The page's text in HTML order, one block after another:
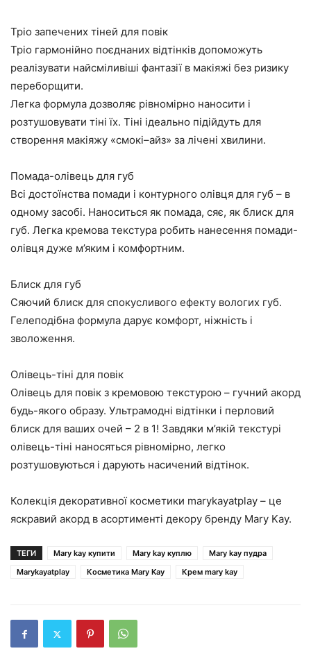
Тріо запечених тіней для повік
Тріо гармонійно поєднаних відтінків допоможуть
реалізувати найсміливіші фантазії в макіяжі без ризику
переборщити.
Легка формула дозволяє рівномірно наносити і
розтушовувати тіні їх. Тіні ідеально підійдуть для
створення макіяжу «смокі–айз» за лічені хвилини.
Помада-олівець для губ
Всі достоїнства помади і контурного олівця для губ – в
одному засобі. Наноситься як помада, сяє, як блиск для
губ. Легка кремова текстура робить нанесення помади-
олівця дуже м’яким і комфортним.
Блиск для губ
Сяючий блиск для спокусливого ефекту вологих губ.
Гелеподібна формула дарує комфорт, ніжність і
зволоження.
Олівець-тіні для повік
Олівець для повік з кремовою текстурою – гучний акорд
будь-якого образу. Ультрамодні відтінки і перловий
блиск для ваших очей – 2 в 1! Завдяки м’якій текстурі
олівець-тіні наносяться рівномірно, легко
розтушовуються і дарують насичений відтінок.
Колекція декоративної косметики marykayatplay – це
яскравий акорд в асортименті декору бренду Mary Kay.
ТЕГИ Mary kay купити Mary kay куплю
Mary kay пудра
Marykayatplay
Косметика Mary Kay Крем mary kay